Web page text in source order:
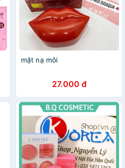
mặt nạ môi
27.000 đ